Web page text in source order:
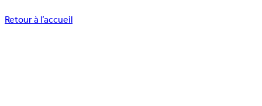
Retour à l’accueil